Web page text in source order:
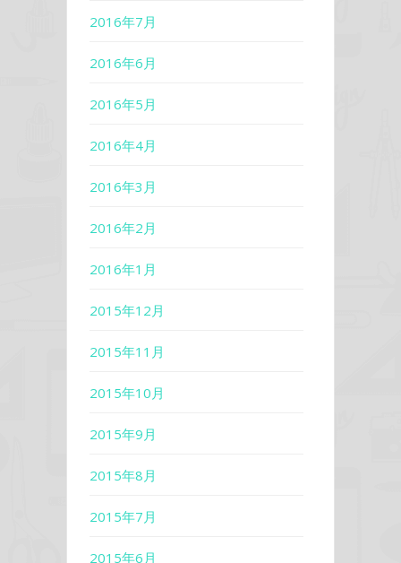
2016年7月
2016年6月
2016年5月
2016年4月
2016年3月
2016年2月
2016年1月
2015年12月
2015年11月
2015年10月
2015年9月
2015年8月
2015年7月
2015年6月